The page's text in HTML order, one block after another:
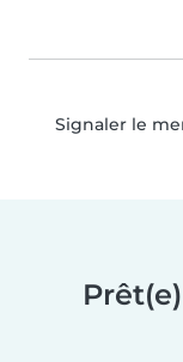
Signaler le